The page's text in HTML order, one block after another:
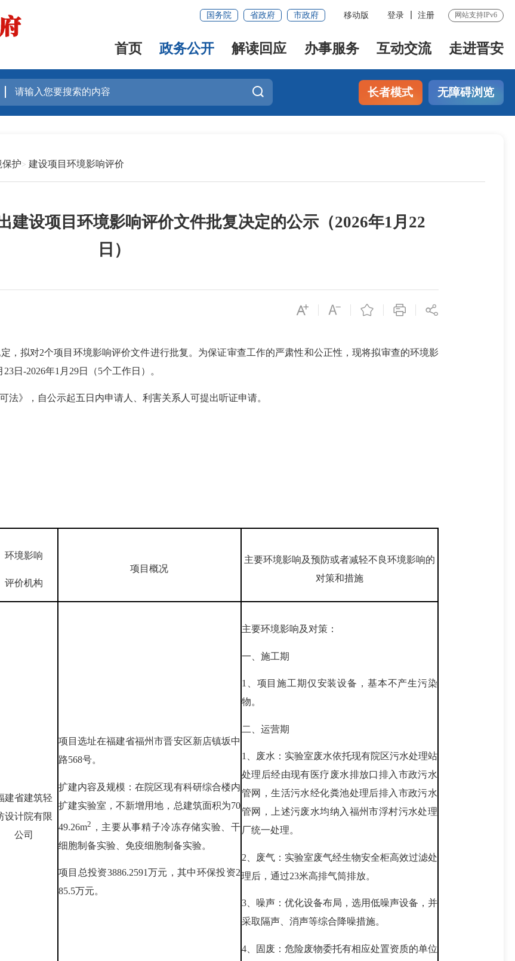
国务院 省政府 市政府 移动版 登录 注册 网站支持IPv6
首页 政务公开 解读回应 办事服务 互动交流 走进晋安
长者模式 无障碍浏览
保护 建设项目环境影响评价
建设项目环境影响评价文件批复决定的公示（2026年1月22
日）
拟对2个项目环境影响评价文件进行批复。为保证审查工作的严肃性和公正性，现将拟审查的环境影
日-2026年1月29日（5个工作日）。
》，自公示起五日内申请人、利害关系人可提出听证申请。
环境影响
评价机构
项目概况
主要环境影响及预防或者减轻不良环境影响的
对策和措施
建省建筑轻
设计院有限
公司
项目选址在福建省福州市晋安区新店镇坂中
路568号。
扩建内容及规模：在院区现有科研综合楼内
扩建实验室，不新增用地，总建筑面积为70
49.26m2 ，主要从事精子冷冻存储实验、干
细胞制备实验、免疫细胞制备实验。
项目总投资3886.2591万元，其中环保投资2
85.5万元。
主要环境影响及对策：
一、施工期
1、项目施工期仅安装设备，基本不产生污染
物。
二、运营期
1、废水：实验室废水依托现有院区污水处理站
处理后经由现有医疗废水排放口排入市政污水
管网，生活污水经化粪池处理后排入市政污水
管网，上述污废水均纳入福州市浮村污水处理
厂统一处理。
2、废气：实验室废气经生物安全柜高效过滤处
理后，通过23米高排气筒排放。
3、噪声：优化设备布局，选用低噪声设备，并
采取隔声、消声等综合降噪措施。
4、固废：危险废物委托有相应处置资质的单位